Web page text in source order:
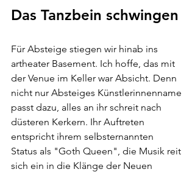
Das Tanzbein schwingen
Für Absteige stiegen wir hinab ins
artheater Basement. Ich hoffe, das mit
der Venue im Keller war Absicht. Denn
nicht nur Absteiges Künstlerinnenname
passt dazu, alles an ihr schreit nach
düsteren Kerkern. Ihr Auftreten
entspricht ihrem selbsternannten
Status als "Goth Queen", die Musik reit
sich ein in die Klänge der Neuen